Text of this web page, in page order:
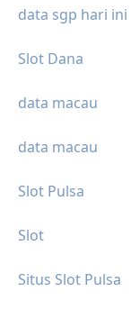
data sgp hari ini
Slot Dana
data macau
data macau
Slot Pulsa
Slot
Situs Slot Pulsa